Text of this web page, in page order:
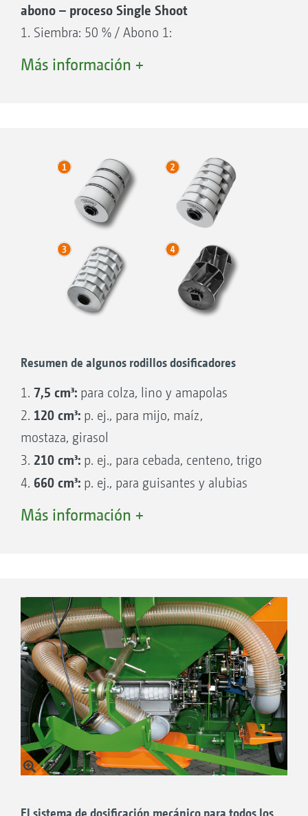
abono – proceso Single Shoot
1. Siembra: 50 % / Abono 1:
50 % 2. Siembra: 50 % / Abono 2:
7. Depósito presurizado semillas / compuerta
8. Depósito presurizado de abono 1 /
compuerta 50/50
9. Depósito presurizado de abono 2 /
compuerta 50/50
Más información +
Resumen de algunos rodillos dosificadores
1. 7,5 cm³: para colza, lino y amapolas
2. 120 cm³: p. ej., para mijo, maíz,
mostaza, girasol
3. 210 cm³: p. ej., para cebada, centeno, trigo
4. 660 cm³: p. ej., para guisantes y alubias
20 cm³:p. ej., para colza, nabo, alfalfa
40 cm³:p. ej., para lino, alfalfa, rábano
oleaginoso, trébol rojo
100 cm³:p. ej., para mezclas de cultivos
intermedios
350 cm³:p. ej., para semillas de gramíneas,
trigo
600 cm³:p. ej., para espelta, avena, trigo
800 cm³:p. ej., para grandes cantidades de
Más información +
El sistema de dosificación mecánico para todos los